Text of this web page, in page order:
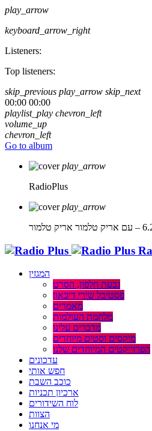
play_arrow
keyboard_arrow_right
Listeners:
Top listeners:
skip_previous play_arrow skip_next
00:00 00:00
playlist_play chevron_left
volume_up
chevron_left
Go to album
play_arrow
RadioPlus
play_arrow
אריק טלמור
המגזין
גבעת חלפון, הסרט
פסטיבל שירי דיכאון
מאמרים
מלחמת העולמות
מדברים עלינו
מיקסים וסטים מיוחדים
הפרוייקטים המיוחדים שלנו
עדכונים
חפש אותי
כוכב השבת
ארכיון תכניות
לוח השידורים
הצוות
מי אנחנו